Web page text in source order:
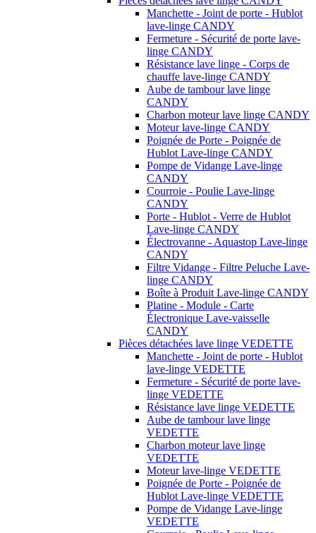
Manchette - Joint de porte - Hublot
lave-linge CANDY
Fermeture - Sécurité de porte lave-
linge CANDY
Résistance lave linge - Corps de
chauffe lave-linge CANDY
Aube de tambour lave linge
CANDY
Charbon moteur lave linge CANDY
Moteur lave-linge CANDY
Poignée de Porte - Poignée de
Hublot Lave-linge CANDY
Pompe de Vidange Lave-linge
CANDY
Courroie - Poulie Lave-linge
CANDY
Porte - Hublot - Verre de Hublot
Lave-linge CANDY
Électrovanne - Aquastop Lave-linge
CANDY
Filtre Vidange - Filtre Peluche Lave-
linge CANDY
Boîte à Produit Lave-linge CANDY
Platine - Module - Carte
Électronique Lave-vaisselle
CANDY
Pièces détachées lave linge VEDETTE
Manchette - Joint de porte - Hublot
lave-linge VEDETTE
Fermeture - Sécurité de porte lave-
linge VEDETTE
Résistance lave linge VEDETTE
Aube de tambour lave linge
VEDETTE
Charbon moteur lave linge
VEDETTE
Moteur lave-linge VEDETTE
Poignée de Porte - Poignée de
Hublot Lave-linge VEDETTE
Pompe de Vidange Lave-linge
VEDETTE